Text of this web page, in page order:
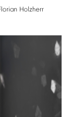
Holzherr